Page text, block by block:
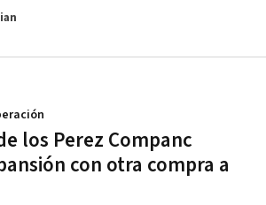
los Perez Companc
con otra compra a